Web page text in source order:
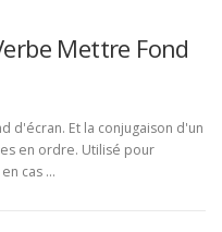
Mettre Fond
d'écran. Et la conjugaison d'un
en ordre. Utilisé pour
cas …